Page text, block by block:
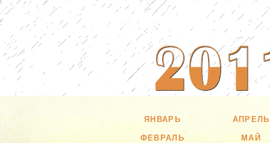
ЯНВАРЬ
ФЕВРАЛЬ
АПРЕЛЬ
МАЙ